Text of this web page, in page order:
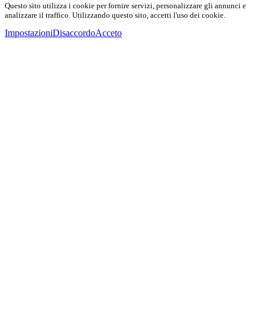
Questo sito utilizza i cookie per fornire servizi, personalizzare gli annunci e
analizzare il traffico. Utilizzando questo sito, accetti l'uso dei cookie.
ImpostazioniDisaccordoAcceto